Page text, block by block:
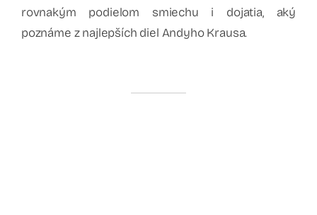
rovnakým podielom smiechu i dojatia, aký
poznáme z najlepších diel Andyho Krausa.